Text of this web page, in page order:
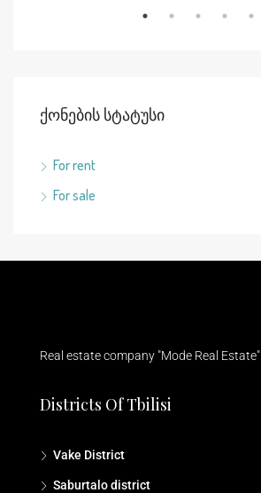
Ქონების Სტატუსი
For rent
For sale
Real estate company "Mode Real Estate"
Districts Of Tbilisi
Vake District
Saburtalo district